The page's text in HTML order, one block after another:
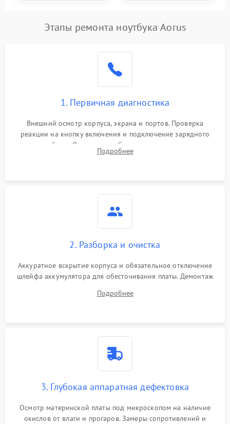
Этапы ремонта ноутбука Aorus
1. Первичная диагностика
Внешний осмотр корпуса, экрана и портов. Проверка
реакции на кнопку включения и подключение зарядного
устройства. Оценка потребления тока с помощью
лабораторного блока питания для локализации проблемы.
Подробнее
2. Разборка и очистка
Аккуратное вскрытие корпуса и обязательное отключение
шлейфа аккумулятора для обесточивания платы. Демонтаж
высохшей термопасты с кристаллов чипов.
Подробнее
3. Глубокая аппаратная дефектовка
Осмотр материнской платы под микроскопом на наличие
окислов от влаги и прогаров. Замеры сопротивлений и